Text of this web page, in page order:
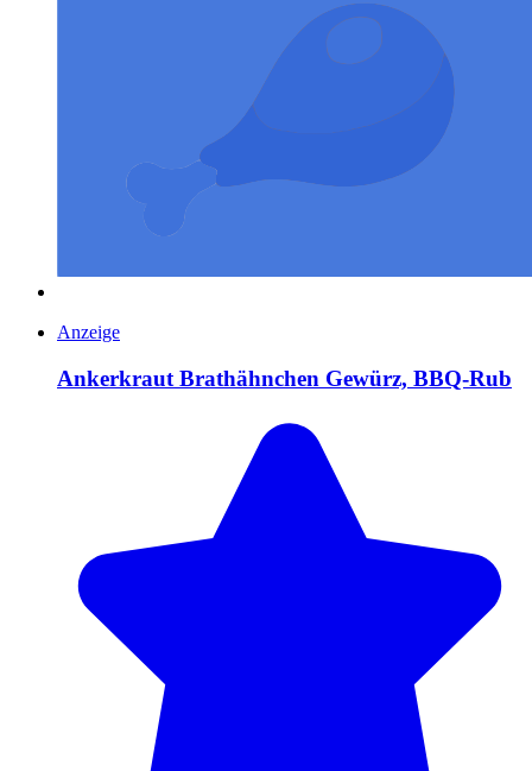
Anzeige
Ankerkraut Brathähnchen Gewürz, BBQ-Rub